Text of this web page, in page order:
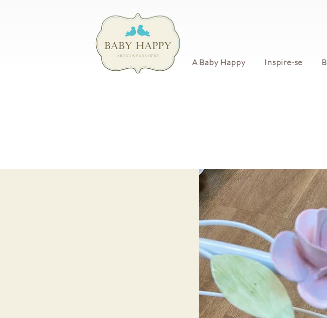
A Baby Happy Inspire-se